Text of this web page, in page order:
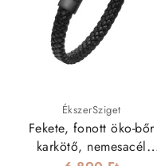
ÉkszerSziget
Fekete, fonott öko-bőr
karkötő, nemesacél